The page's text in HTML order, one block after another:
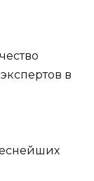
в